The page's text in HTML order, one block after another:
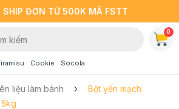
SHIP ĐƠN TỪ 500K MÃ FSTT
Cookie Socola
0
liệu làm bánh
Bột yến mạch